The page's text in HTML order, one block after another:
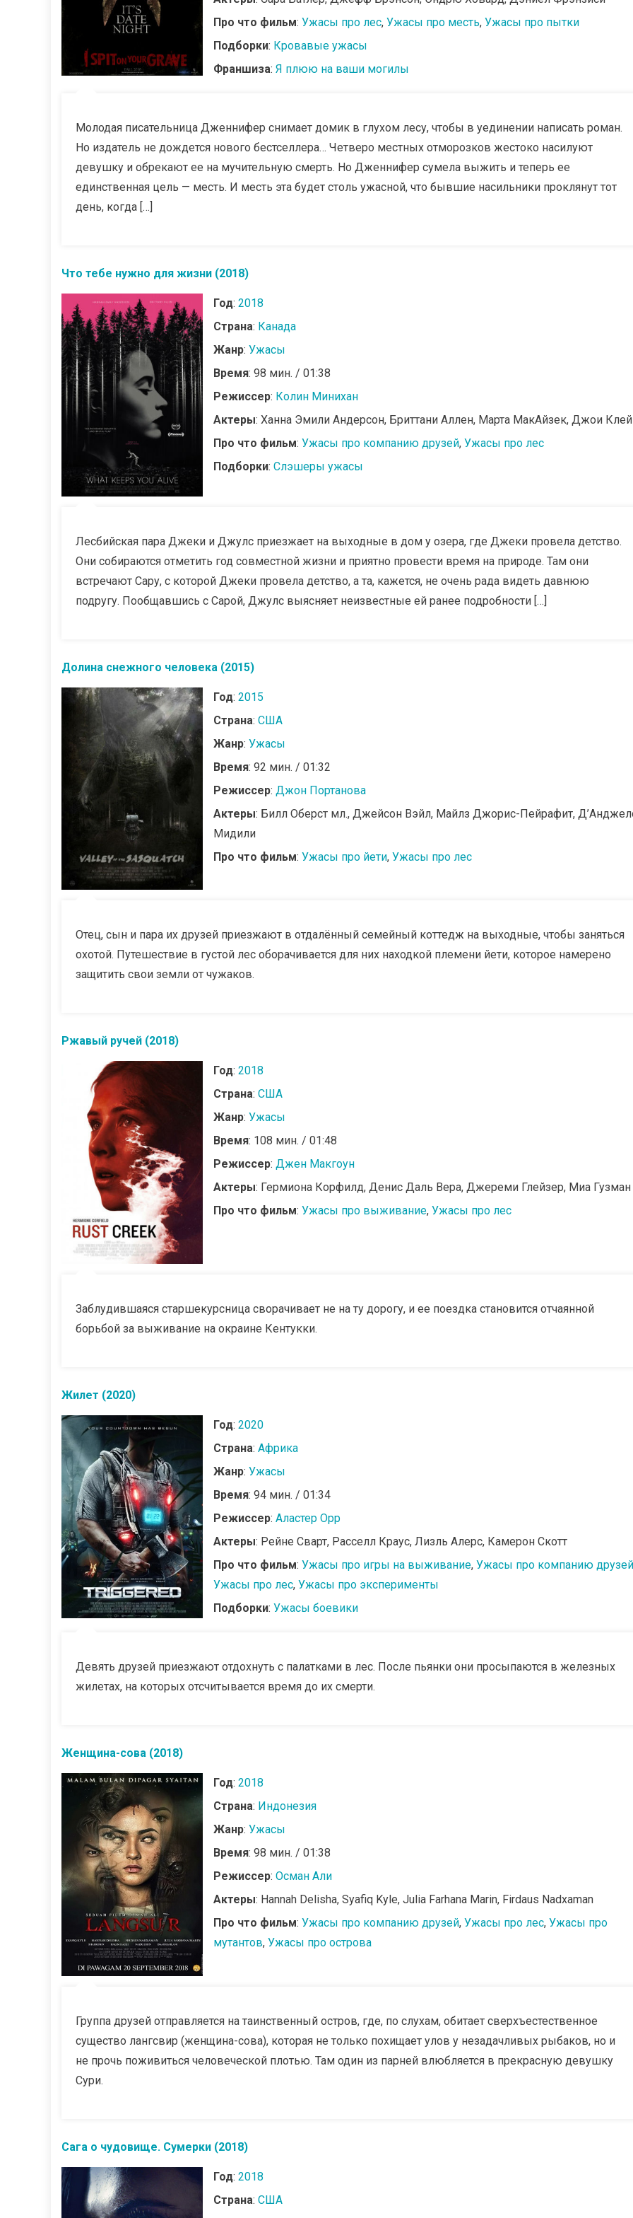
Про что фильм: Ужасы про лес, Ужасы про месть, Ужасы про пытки
Подборки: Кровавые ужасы
Франшиза: Я плюю на ваши могилы
Молодая писательница Дженнифер снимает домик в глухом лесу, чтобы в уединении написать роман.
Но издатель не дождется нового бестселлера… Четверо местных отморозков жестоко насилуют
девушку и обрекают ее на мучительную смерть. Но Дженнифер сумела выжить и теперь ее
единственная цель — месть. И месть эта будет столь ужасной, что бывшие насильники проклянут тот
день, когда […]
Что тебе нужно для жизни (2018)
Год: 2018
Страна: Канада
Жанр: Ужасы
Время: 98 мин. / 01:38
Режиссер: Колин Минихан
Актеры: Ханна Эмили Андерсон, Бриттани Аллен, Марта МакАйзек, Джои
Про что фильм: Ужасы про компанию друзей, Ужасы про лес
Подборки: Слэшеры ужасы
Лесбийская пара Джеки и Джулс приезжает на выходные в дом у озера, где Джеки провела детство.
Они собираются отметить год совместной жизни и приятно провести время на природе. Там они
встречают Сару, с которой Джеки провела детство, а та, кажется, не очень рада видеть давнюю
подругу. Пообщавшись с Сарой, Джулс выясняет неизвестные ей ранее подробности […]
Долина снежного человека (2015)
Год: 2015
Страна: США
Жанр: Ужасы
Время: 92 мин. / 01:32
Режиссер: Джон Портанова
Актеры: Билл Оберст мл., Джейсон Вэйл, Майлз Джорис-Пейрафит,
Мидили
Про что фильм: Ужасы про йети, Ужасы про лес
Отец, сын и пара их друзей приезжают в отдалённый семейный коттедж на выходные, чтобы заняться
охотой. Путешествие в густой лес оборачивается для них находкой племени йети, которое намерено
защитить свои земли от чужаков.
Ржавый ручей (2018)
Год: 2018
Страна: США
Жанр: Ужасы
Время: 108 мин. / 01:48
Режиссер: Джен Макгоун
Актеры: Гермиона Корфилд, Денис Даль Вера, Джереми Глейзер, Миа Гузман
Про что фильм: Ужасы про выживание, Ужасы про лес
Заблудившаяся старшекурсница сворачивает не на ту дорогу, и ее поездка становится отчаянной
борьбой за выживание на окраине Кентукки.
Жилет (2020)
Год: 2020
Страна: Африка
Жанр: Ужасы
Время: 94 мин. / 01:34
Режиссер: Аластер Орр
Актеры: Рейне Сварт, Расселл Краус, Лизль Алерс, Камерон Скотт
Про что фильм: Ужасы про игры на выживание, Ужасы про компанию друзей
Ужасы про лес, Ужасы про эксперименты
Подборки: Ужасы боевики
Девять друзей приезжают отдохнуть с палатками в лес. После пьянки они просыпаются в железных
жилетах, на которых отсчитывается время до их смерти.
Женщина-сова (2018)
Год: 2018
Страна: Индонезия
Жанр: Ужасы
Время: 98 мин. / 01:38
Режиссер: Осман Али
Актеры: Hannah Delisha, Syafiq Kyle, Julia Farhana Marin, Firdaus Nadxaman
Про что фильм: Ужасы про компанию друзей, Ужасы про лес, Ужасы про
мутантов, Ужасы про острова
Группа друзей отправляется на таинственный остров, где, по слухам, обитает сверхъестественное
существо лангсвир (женщина-сова), которая не только похищает улов у незадачливых рыбаков, но и
не прочь поживиться человеческой плотью. Там один из парней влюбляется в прекрасную девушку
Сури.
Сага о чудовище. Сумерки (2018)
Год: 2018
Страна: США